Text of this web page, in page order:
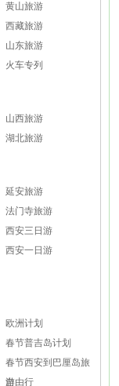
黄山旅游
西藏旅游
山东旅游
火车专列
山西旅游
湖北旅游
延安旅游
法门寺旅游
西安三日游
西安一日游
欧洲计划
春节普吉岛计划
春节西安到巴厘岛旅
游
自由行